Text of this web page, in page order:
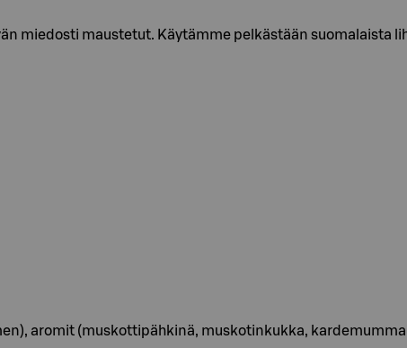
miedosti maustetut. Käytämme pelkästään suomalaista
aromit (muskottipähkinä, muskotinkukka,